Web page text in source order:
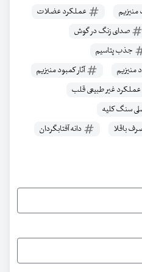
عملکرد عضلات
صدای زنگ در گوش
جذب پتاسیم
منیزیم
آثار کمبود منیزیم
عملکرد غیر طبیعی قلب
سنگ کلیه
باقلا
دانه آفتابگردان